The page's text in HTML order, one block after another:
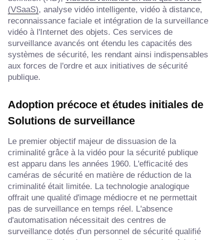
(VSaaS), analyse vidéo intelligente, vidéo à distance,
reconnaissance faciale et intégration de la surveillance
vidéo à l'Internet des objets. Ces services de
surveillance avancés ont étendu les capacités des
systèmes de sécurité, les rendant ainsi indispensables
aux forces de l'ordre et aux initiatives de sécurité
publique.
Adoption précoce et études initiales de
Solutions de surveillance
Le premier objectif majeur de dissuasion de la
criminalité grâce à la vidéo pour la sécurité publique
est apparu dans les années 1960. L'efficacité des
caméras de sécurité en matière de réduction de la
criminalité était limitée. La technologie analogique
offrait une qualité d'image médiocre et ne permettait
pas de surveillance en temps réel. L'absence
d'automatisation nécessitait des centres de
surveillance dotés d'un personnel de sécurité qualifié